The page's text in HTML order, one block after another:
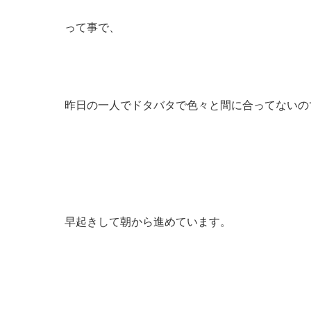
って事で、
昨日の一人でドタバタで色々と間に合ってないの
早起きして朝から進めています。